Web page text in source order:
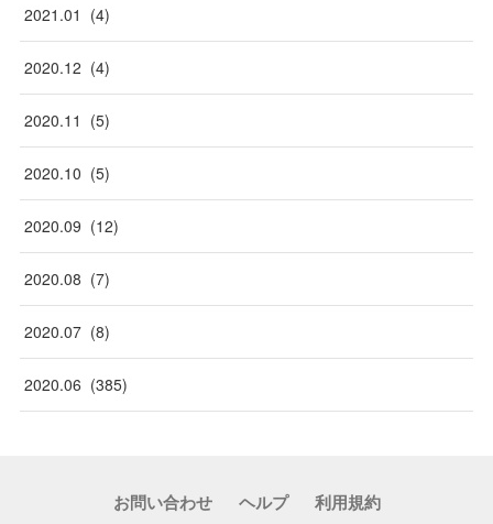
2021 .01 (4)
2020.12 (4)
2020.11 (5)
2020.10 (5)
2020.09 (12)
2020.08 (7)
2020.07 (8)
2020.06 (385)
お問い合わせ ヘルプ 利用規約